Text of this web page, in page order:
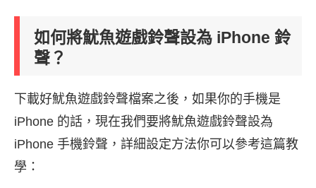
如何將魷魚遊戲鈴聲設為 iPhone 鈴
聲？
下載好魷魚遊戲鈴聲檔案之後，如果你的手機是
iPhone 的話，現在我們要將魷魚遊戲鈴聲設為
iPhone 手機鈴聲，詳細設定方法你可以參考這篇教
學：